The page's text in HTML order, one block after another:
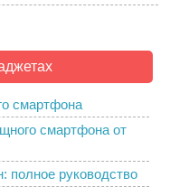
смартфона
смартфона от
полное руководство